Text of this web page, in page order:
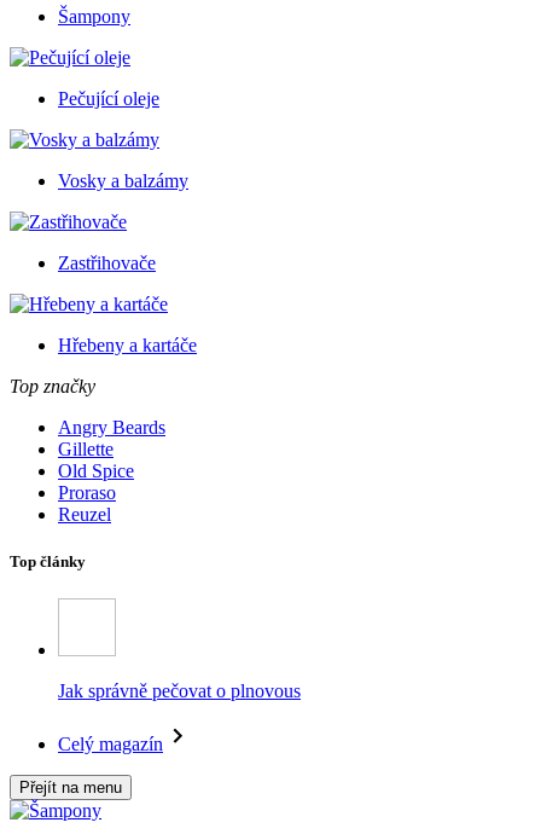
Šampony
Pečující oleje
Vosky a balzámy
Zastřihovače
Hřebeny a kartáče
Top značky
Angry Beards
Gillette
Old Spice
Proraso
Reuzel
Top články
Jak správně pečovat o plnovous
Celý magazín
Přejít na menu